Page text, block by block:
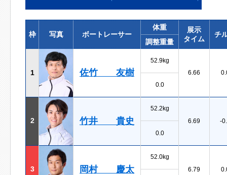
枠 写真 ボートレーサー
体重
展示
タイム
チ
調整重量
1 佐竹 友樹
52.9kg
6.66
0.0
2 竹井 貴史
52.2kg
6.69
-
0.0
3 岡村 慶太
52.0kg
6.79